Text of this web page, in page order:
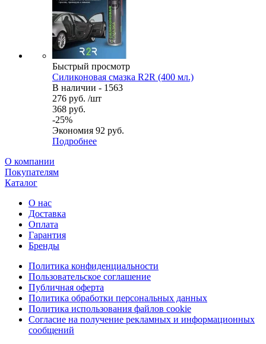
Быстрый просмотр
Силиконовая смазка R2R (400 мл.)
В наличии - 1563
276 руб. /шт
368 руб.
-25%
Экономия 92 руб.
Подробнее
О компании
Покупателям
Каталог
О нас
Доставка
Оплата
Гарантия
Бренды
Политика конфиденциальности
Пользовательское соглашение
Публичная оферта
Политика обработки персональных данных
Политика использования файлов cookie
Согласие на получение рекламных и информационных
сообщений